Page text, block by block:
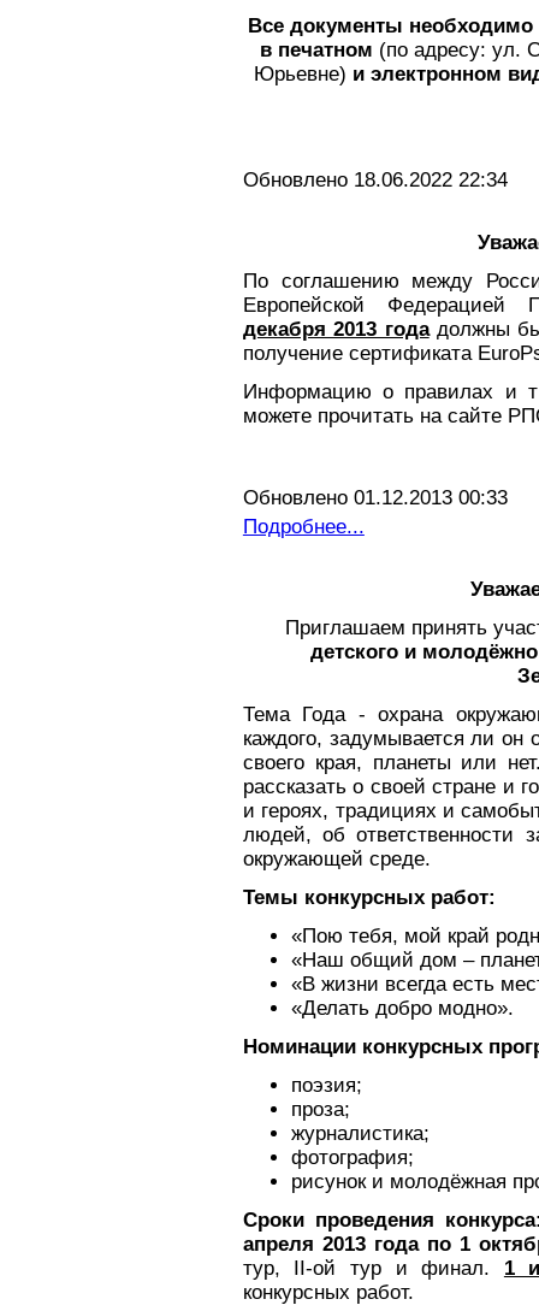
Все документы необходимо
в печатном (по адресу: ул.
Юрьевне) и электронном
Обновлено 18.06.2022 22:34
По соглашению между
Европейской Федерацией
декабря 2013 годадолжны
получение сертификата
Информацию о правилах и
можете прочитать на сайте
Обновлено 01.12.2013 00:33
Подробнее...
Приглашаем принять
детского и
Тема Года - охрана
каждого, задумывается ли он
своего края, планеты или
рассказать о своей стране и
и героях, традициях и
людей, об
окружающей среде.
Темы конкурсных работ:
«Пою тебя, мой край
«Наш общий дом –
«В жизни всегда есть
«Делать добро модно».
Номинации конкурсных
поэзия;
проза;
журналистика;
фотография;
рисунок и молодёжная
Сроки проведения
апреля 2013 года по 1
тур, II-ой тур и финал. 1
конкурсных работ.